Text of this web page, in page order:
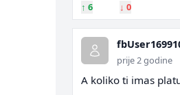
↑ 6 ↓ 0
prije 2 godine
A koliko ti imas